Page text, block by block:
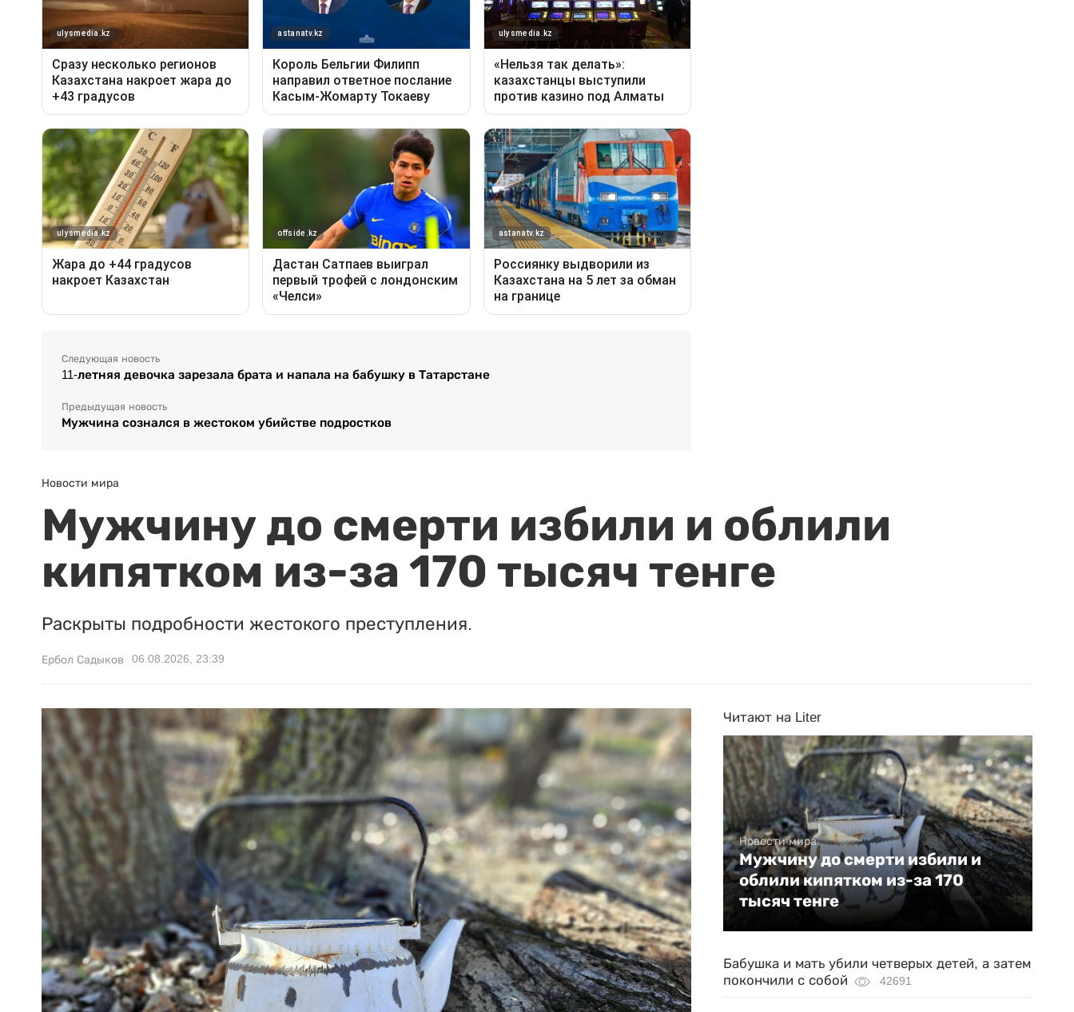
Следующая новость
11-летняя девочка зарезала брата и напала на бабушку в Татарстане
Предыдущая новость
Мужчина сознался в жестоком убийстве подростков
Новости мира
Мужчину до смерти избили и облили
кипятком из-за 170 тысяч тенге
Раскрыты подробности жестокого преступления.
Ербол Садыков 06.08.2026, 23:39
Читают на Liter
Новости мира
Мужчину до смерти избили и
облили кипятком из-за 170
тысяч тенге
Бабушка и мать убили четверых детей, а затем
покончили с собой
42691